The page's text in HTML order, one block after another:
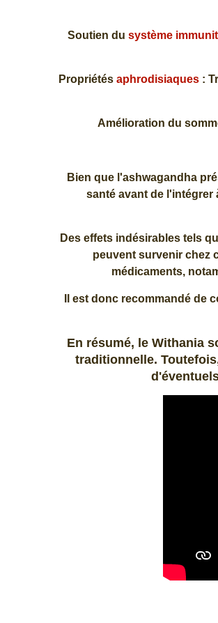
Soutien du système
Propriétés aphrodisiaques:
Amélioration du
Bien que l'ashwagandha
santé avant de l'intégrer
Des effets indésirables tels
peuvent survenir chez
médicaments,
Il est donc recommandé de
En résumé, le Withania
traditionnelle.